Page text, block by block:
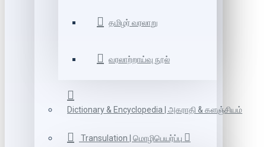
தமிழர் வரலாறு
வரலாற்றாய்வு நூல்
Dictionary & Encyclopedia | அகராதி & களஞ்சியம்
Transulation | மொழிபெயர்ப்பு